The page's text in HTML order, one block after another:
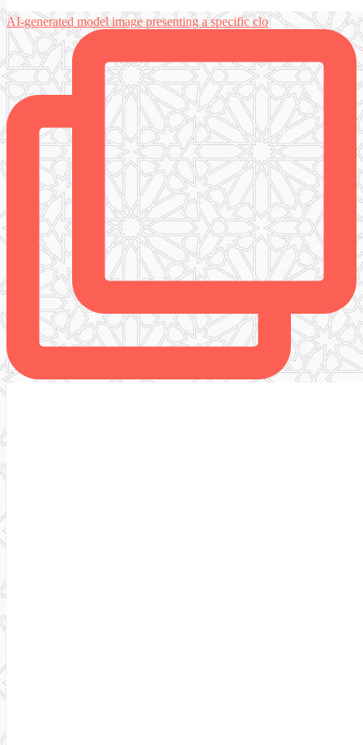
AI-generated model image presenting a specific clo